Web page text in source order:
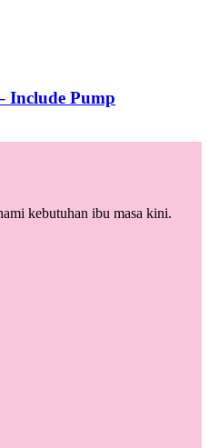
Include Pump
kebutuhan ibu masa kini.